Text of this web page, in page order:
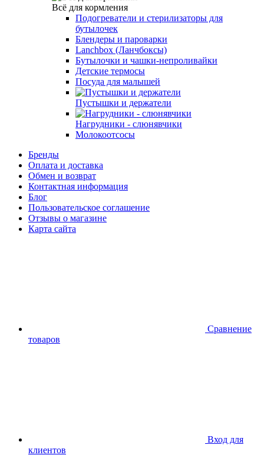
Всё для кормления
Подогреватели и стерилизаторы для
бутылочек
Блендеры и пароварки
Lanchbox (Ланчбоксы)
Бутылочки и чашки-непроливайки
Детские термосы
Посуда для малышей
Пустышки и держатели
Нагрудники - слюнявчики
Молокоотсосы
Бренды
Оплата и доставка
Обмен и возврат
Контактная информация
Блог
Пользовательское соглашение
Отзывы о магазине
Карта сайта
Сравнение
товаров
Вход для
клиентов